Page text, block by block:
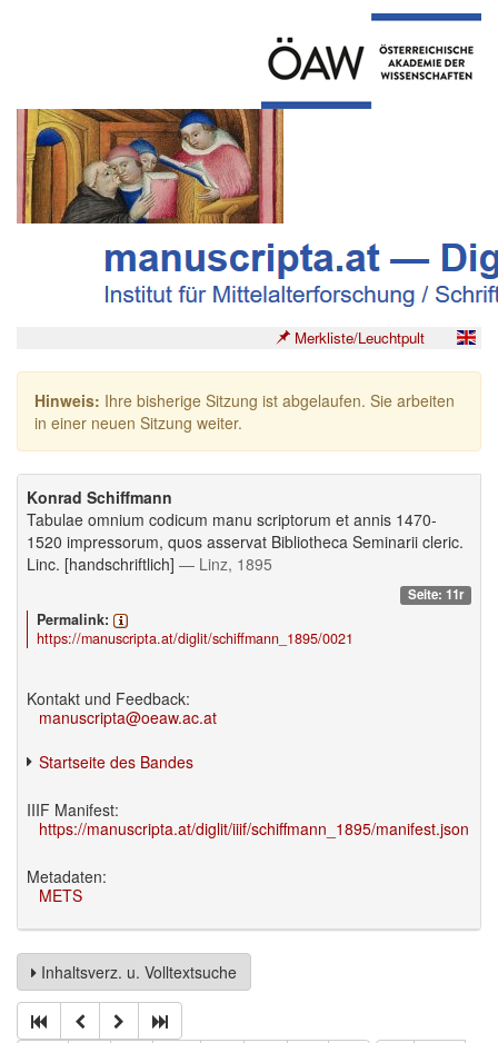
Merkliste/Leuchtpult
Hinweis: Ihre bisherige Sitzung ist abgelaufen. Sie arbeiten
in einer neuen Sitzung weiter.
Konrad Schiffmann
Tabulae omnium codicum manu scriptorum et annis 1470-
1520 impressorum, quos asservat Bibliotheca Seminarii cleric.
Linc. [handschriftlich] — Linz, 1895
Seite: 11r
Permalink:
https://manuscripta.at/diglit/schiffmann_1895/0021
Kontakt und Feedback:
manuscripta@oeaw.ac.at
Startseite des Bandes
IIIF Manifest:
https://manuscripta.at/diglit/iiif/schiffmann_1895/manifest.json
Metadaten:
METS
Inhaltsverz. u. Volltextsuche